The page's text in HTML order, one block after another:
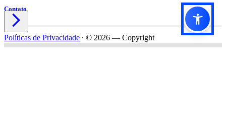
Contato

Políticas de Privacidade ∙ © 2026 — Copyright